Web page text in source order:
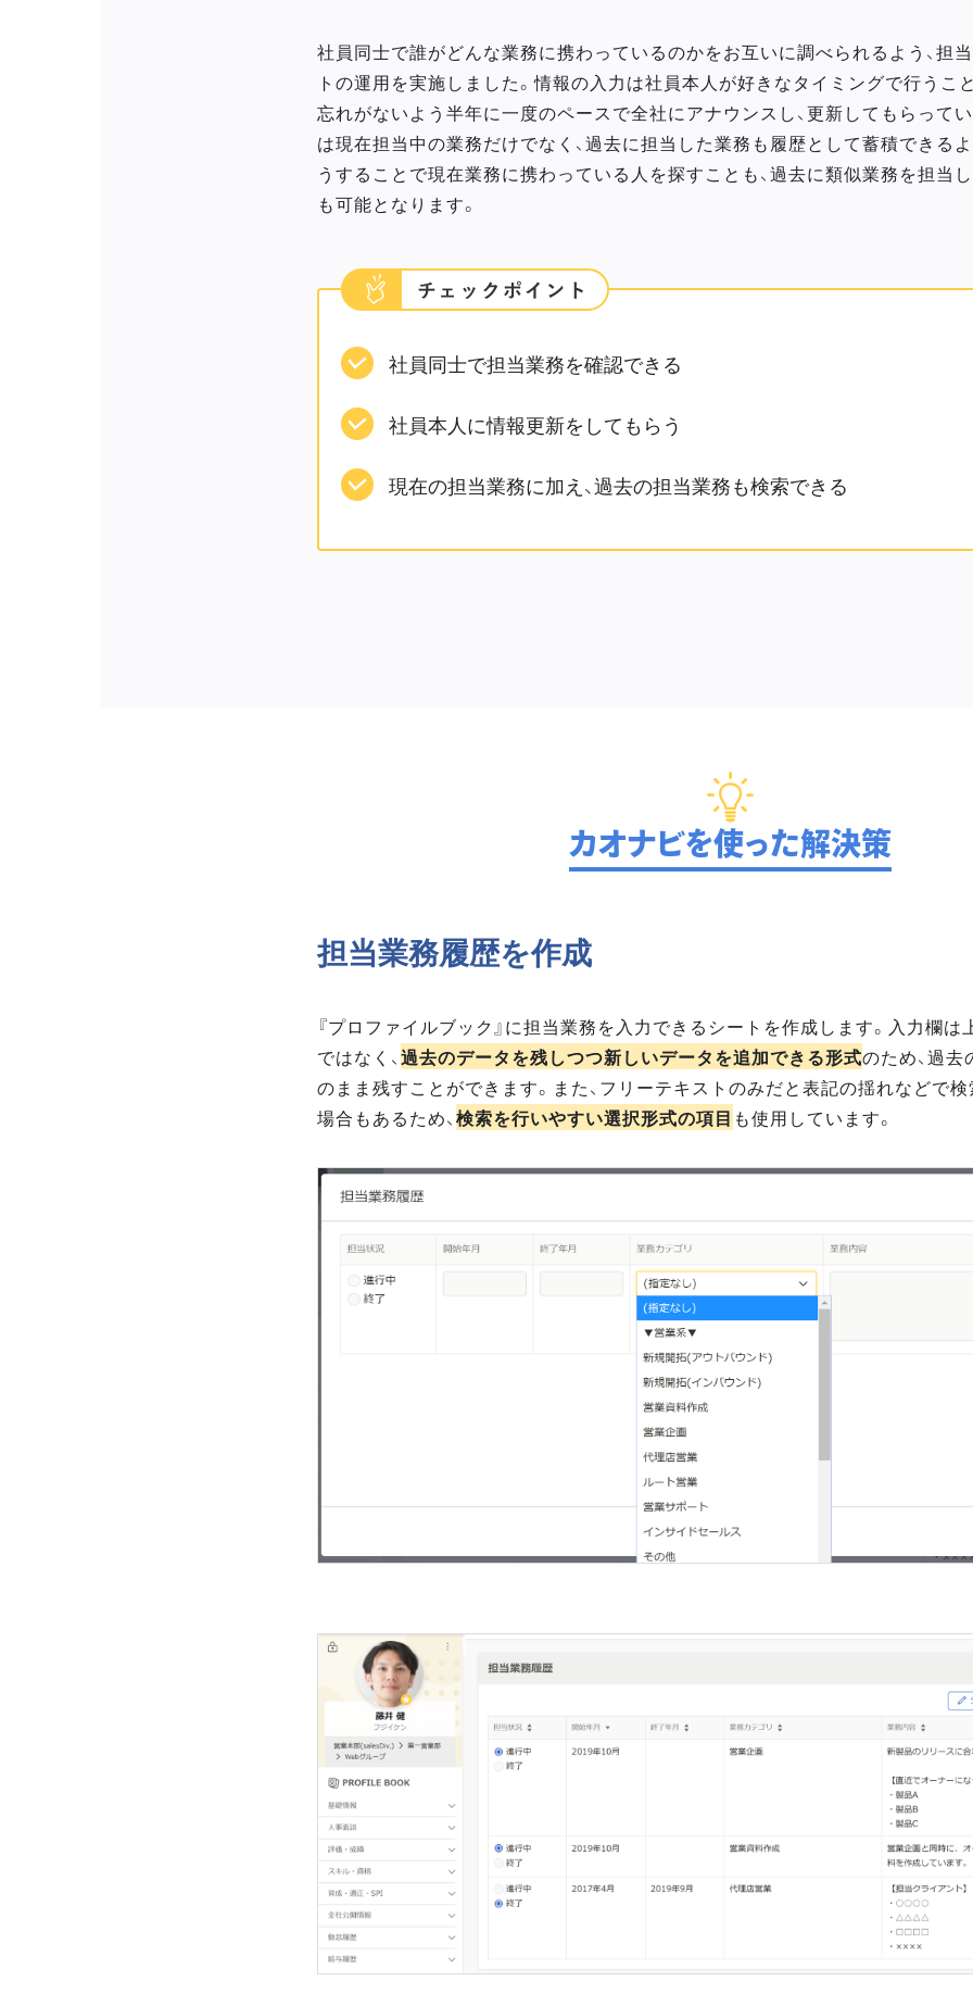
社員同士で誰がどんな業務に携わっているのかをお互いに調べられるよう、担
トの運用を実施しました。情報の入力は社員本人が好きなタイミングで行うこ
忘れがないよう半年に一度のペースで全社にアナウンスし、更新してもらってい
は現在担当中の業務だけでなく、過去に担当した業務も履歴として蓄積できる
うすることで現在業務に携わっている人を探すことも、過去に類似業務を担当
も可能となります。
社員同士で担当業務を確認できる
社員本人に情報更新をしてもらう
現在の担当業務に加え、過去の担当業務も検索できる
カオナビを使った解決策
担当業務履歴を作成
『プロファイルブック』に担当業務を入力できるシートを作成します。入力欄
ではなく、過去のデータを残しつつ新しいデータを追加できる形式のため、過
のまま残すことができます。また、フリーテキストのみだと表記の揺れなどで
場合もあるため、検索を行いやすい選択形式の項目 も使用しています。